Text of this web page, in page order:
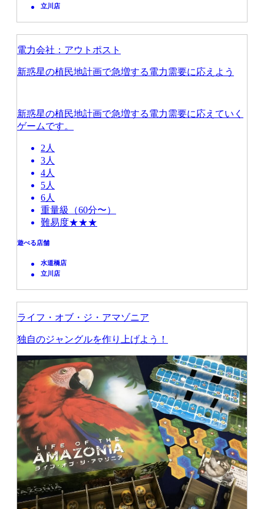
立川店
電力会社：アウトポスト
新惑星の植民地計画で急増する電力需要に応えよう
新惑星の植民地計画で急増する電力需要に応えていく
ゲームです。
2人
3人
4人
5人
6人
重量級（60分〜）
難易度★★★
遊べる店舗
水道橋店
立川店
ライフ・オブ・ジ・アマゾニア
独自のジャングルを作り上げよう！